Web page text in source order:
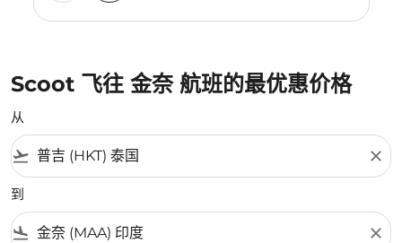
Scoot 飞往 金奈 航班的最优惠价格
从
flight_takeoff close
到
flight_land close